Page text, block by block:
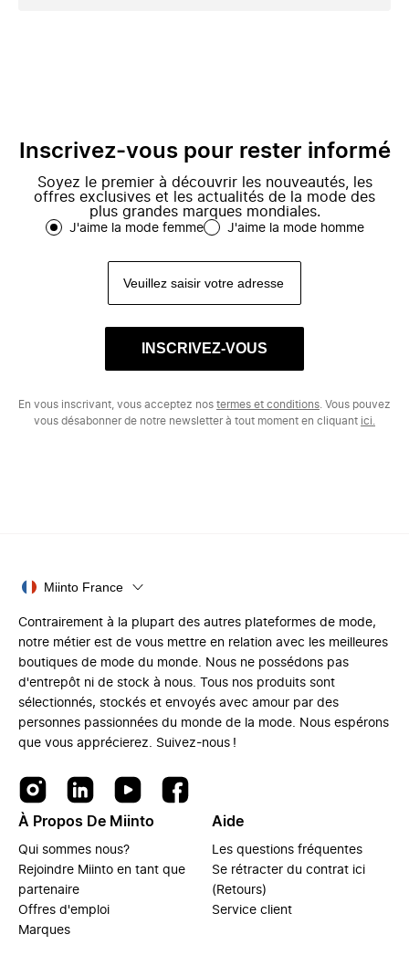
Inscrivez-vous pour rester informé
Soyez le premier à découvrir les nouveautés, les
offres exclusives et les actualités de la mode des
plus grandes marques mondiales.
J'aime la mode femme J'aime la mode homme
INSCRIVEZ-VOUS
En vous inscrivant, vous acceptez nos termes et conditions . Vous pouvez
vous désabonner de notre newsletter à tout moment en cliquant ici.
Miinto France
Contrairement à la plupart des autres plateformes de mode,
notre métier est de vous mettre en relation avec les meilleures
boutiques de mode du monde. Nous ne possédons pas
d'entrepôt ni de stock à nous. Tous nos produits sont
sélectionnés, stockés et envoyés avec amour par des
personnes passionnées du monde de la mode. Nous espérons
que vous apprécierez. Suivez-nous !
À Propos De Miinto
Qui sommes nous?
Rejoindre Miinto en tant que
partenaire
Offres d'emploi
Marques
Aide
Les questions fréquentes
Se rétracter du contrat ici
(Retours)
Service client